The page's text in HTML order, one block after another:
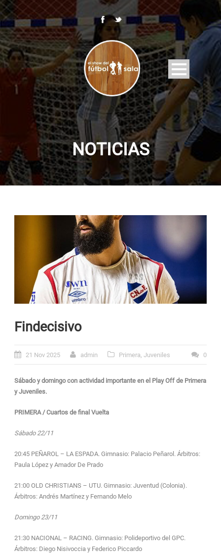
NOTICIAS
Findecisivo
21 Nov 2025 admin Primera, Juveniles 0
Sábado y domingo con actividad importante en el Play Off de Primera
y Juveniles.
PRIMERA / Cuartos de final Vuelta
Sábado 22/11
20:45 PEÑAROL – LA ESPADA. Gimnasio: Palacio Peñarol. Árbitros:
Paula López y Amador De Prado
21:00 OLD CHRISTIANS – UTU. Gimnasio: Juventud (Colonia).
Árbitros: Andrés Martínez y Fernando Melo
Domingo 23/11
21:30 NACIONAL – RACING. Gimnasio: Polideportivo del GPC.
Árbitros: Diego Nisivoccia y Federico Piccardo